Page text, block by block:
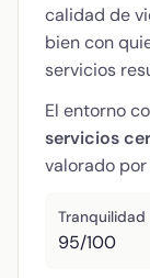
calidad de
bien con
servicios
El entorno
servicios
valorado
Tranquilidad
95/100